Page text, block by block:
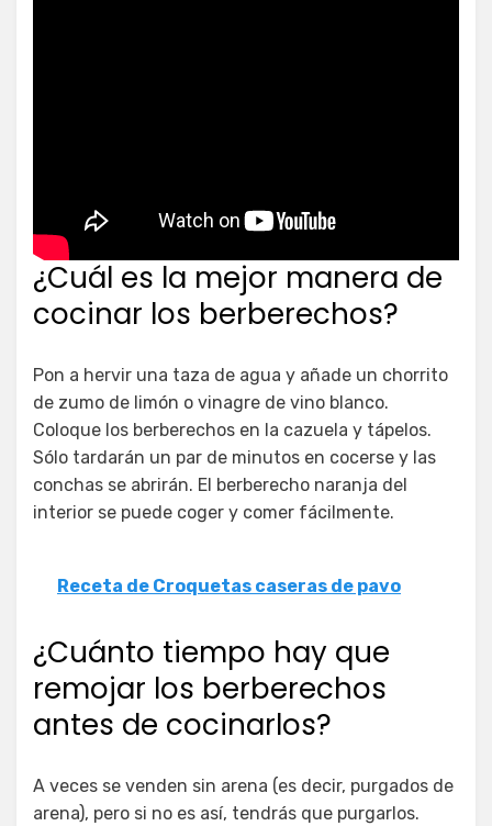
¿Cuál es la mejor manera de
cocinar los berberechos?
Pon a hervir una taza de agua y añade un chorrito
de zumo de limón o vinagre de vino blanco.
Coloque los berberechos en la cazuela y tápelos.
Sólo tardarán un par de minutos en cocerse y las
conchas se abrirán. El berberecho naranja del
interior se puede coger y comer fácilmente.
Receta de Croquetas caseras de pavo
¿Cuánto tiempo hay que
remojar los berberechos
antes de cocinarlos?
A veces se venden sin arena (es decir, purgados de
arena), pero si no es así, tendrás que purgarlos.